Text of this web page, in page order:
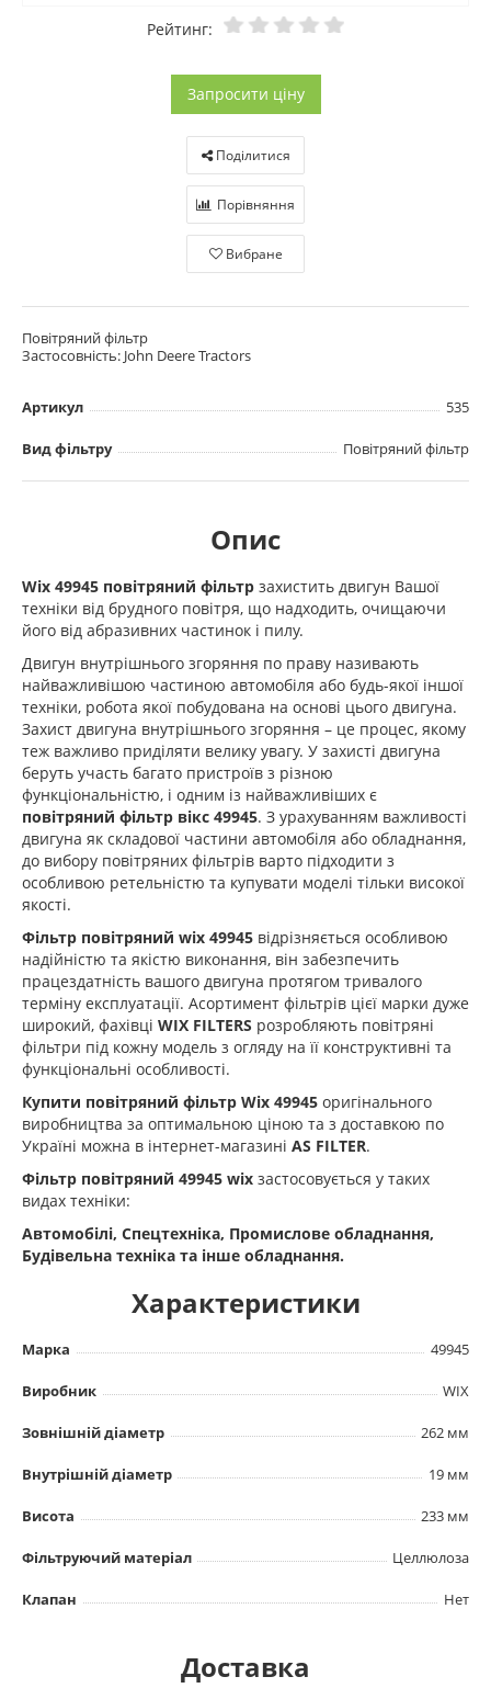
Рейтинг:
Запросити ціну
Поділитися
Порівняння
Вибране
Повітряний фільтр
Застосовність: John Deere Tractors
Артикул 535
Вид фільтру Повітряний фільтр
Опис
Wix 49945 повітряний фільтр захистить двигун Вашої
техніки від брудного повітря, що надходить, очищаючи
його від абразивних частинок і пилу.
Двигун внутрішнього згоряння по праву називають
найважливішою частиною автомобіля або будь-якої іншої
техніки, робота якої побудована на основі цього двигуна.
Захист двигуна внутрішнього згоряння – це процес, якому
теж важливо приділяти велику увагу. У захисті двигуна
беруть участь багато пристроїв з різною
функціональністю, і одним із найважливіших є
повітряний фільтр вікс 49945. З урахуванням важливості
двигуна як складової частини автомобіля або обладнання,
до вибору повітряних фільтрів варто підходити з
особливою ретельністю та купувати моделі тільки високої
якості.
Фільтр повітряний wix 49945 відрізняється особливою
надійністю та якістю виконання, він забезпечить
працездатність вашого двигуна протягом тривалого
терміну експлуатації. Асортимент фільтрів цієї марки дуже
широкий, фахівці WIX FILTERS розробляють повітряні
фільтри під кожну модель з огляду на її конструктивні та
функціональні особливості.
Купити повітряний фільтр Wix 49945 оригінального
виробництва за оптимальною ціною та з доставкою по
Україні можна в інтернет-магазині AS FILTER.
Фільтр повітряний 49945 wix застосовується у таких
видах техніки:
Автомобілі, Спецтехніка, Промислове обладнання,
Будівельна техніка та інше обладнання.
Характеристики
Марка 49945
Виробник WIX
Зовнішній діаметр 262 мм
Внутрішній діаметр 19 мм
Висота 233 мм
Фільтруючий матеріал Целлюлоза
Клапан Нет
Доставка